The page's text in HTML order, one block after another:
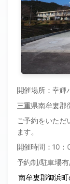
開催場所：幸輝
三重県南牟婁郡
ご予約をいただ
ます。
開催時間： 10：
予約制 /駐車場有
南牟婁郡御浜